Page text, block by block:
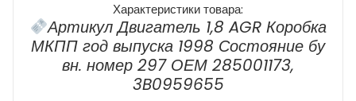
Характеристики товара:
Артикул Двигатель 1,8 AGR Коробка
МКПП год выпуска 1998 Состояние бу
вн. номер 297 ОЕМ 285001173,
3B0959655